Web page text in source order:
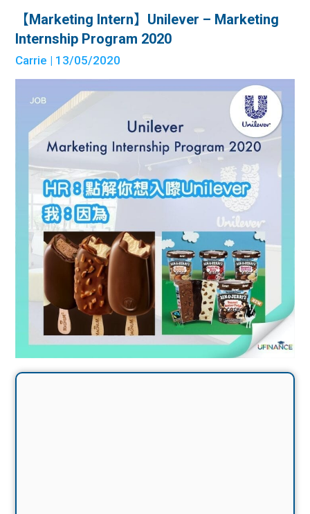
【Marketing Intern】Unilever – Marketing
Internship Program 2020
Carrie | 13/05/2020